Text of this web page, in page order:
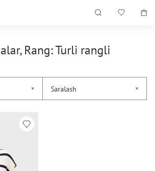
Rang: Turli rangli
Saralash